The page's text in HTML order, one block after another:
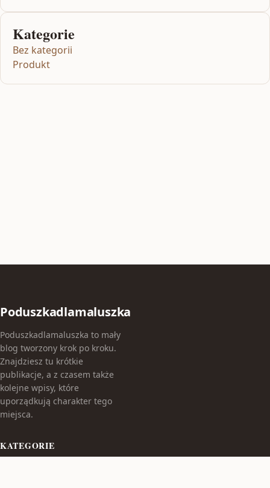
Kategorie
Bez kategorii
Produkt
Poduszkadlamaluszka
Poduszkadlamaluszka to mały
blog tworzony krok po kroku.
Znajdziesz tu krótkie
publikacje, a z czasem także
kolejne wpisy, które
uporządkują charakter tego
miejsca.
KATEGORIE